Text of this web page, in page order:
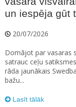
un iespēja gūt
20/07/2026
Domājot par vasaras
satrauc ceļu
rāda jaunākais
bažu...
Lasīt tālāk